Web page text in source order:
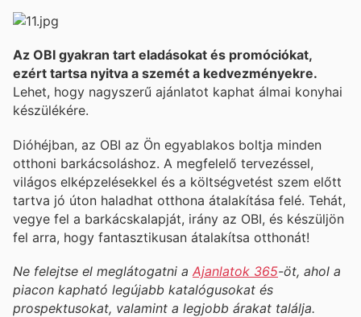
Az OBI gyakran tart eladásokat és promóciókat,
ezért tartsa nyitva a szemét a kedvezményekre.
Lehet, hogy nagyszerű ajánlatot kaphat álmai konyhai
készülékére.
Dióhéjban, az OBI az Ön egyablakos boltja minden
otthoni barkácsoláshoz. A megfelelő tervezéssel,
világos elképzelésekkel és a költségvetést szem előtt
tartva jó úton haladhat otthona átalakítása felé. Tehát,
vegye fel a barkácskalapját, irány az OBI, és készüljön
fel arra, hogy fantasztikusan átalakítsa otthonát!
Ne felejtse el meglátogatni a Ajanlatok 365-öt, ahol a
piacon kapható legújabb katalógusokat és
prospektusokat, valamint a legjobb árakat találja.